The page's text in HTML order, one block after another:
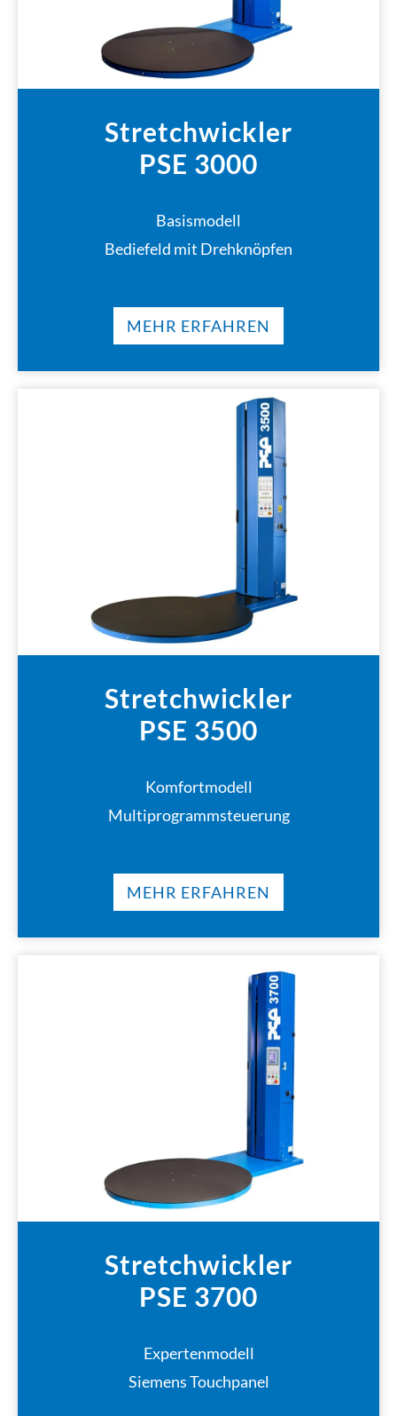
Stretchwickler
PSE 3000
Basismodell
Bediefeld mit Drehknöpfen
MEHR ERFAHREN
Stretchwickler
PSE 3500
Komfortmodell
Multiprogrammsteuerung
MEHR ERFAHREN
Stretchwickler
PSE 3700
Expertenmodell
Siemens Touchpanel